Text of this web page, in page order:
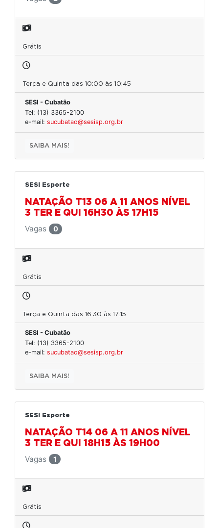
Grátis
Terça e Quinta das 10:00 às 10:45
SESI - Cubatão
Tel: (13) 3365-2100
e-mail: sucubatao@sesisp.org.br
SAIBA MAIS!
SESI Esporte
NATAÇÃO T13 06 A 11 ANOS NÍVEL
3 TER E QUI 16H30 ÀS 17H15
Vagas
0
Grátis
Terça e Quinta das 16:30 às 17:15
SESI - Cubatão
Tel: (13) 3365-2100
e-mail: sucubatao@sesisp.org.br
SAIBA MAIS!
SESI Esporte
NATAÇÃO T14 06 A 11 ANOS NÍVEL
3 TER E QUI 18H15 ÀS 19H00
Vagas
1
Grátis